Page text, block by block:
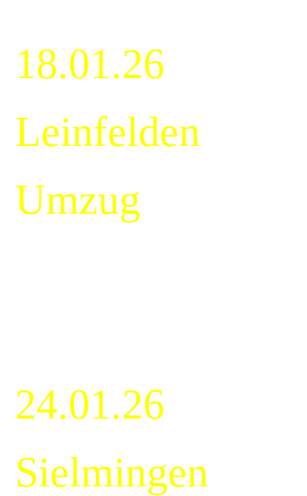
18.01.26
Leinfelden
Umzug
24.01.26
Sielmingen